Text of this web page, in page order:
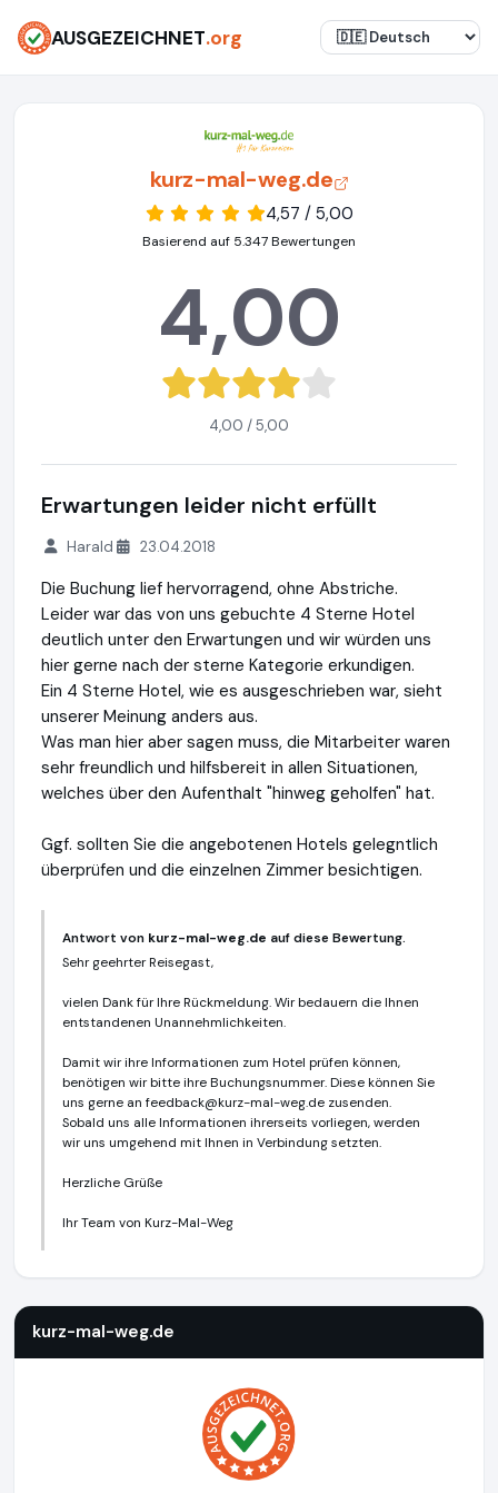
AUSGEZEICHNET.org
kurz-mal-weg.de
4,57 / 5,00
Basierend auf 5.347 Bewertungen
4,00
4,00 / 5,00
Erwartungen leider nicht erfüllt
Harald 23.04.2018
Die Buchung lief hervorragend, ohne Abstriche.
Leider war das von uns gebuchte 4 Sterne Hotel
deutlich unter den Erwartungen und wir würden uns
hier gerne nach der sterne Kategorie erkundigen.
Ein 4 Sterne Hotel, wie es ausgeschrieben war, sieht
unserer Meinung anders aus.
Was man hier aber sagen muss, die Mitarbeiter waren
sehr freundlich und hilfsbereit in allen Situationen,
welches über den Aufenthalt "hinweg geholfen" hat.
Ggf. sollten Sie die angebotenen Hotels gelegntlich
überprüfen und die einzelnen Zimmer besichtigen.
Antwort von kurz-mal-weg.de auf diese Bewertung.
Sehr geehrter Reisegast,
vielen Dank für Ihre Rückmeldung. Wir bedauern die Ihnen
entstandenen Unannehmlichkeiten.
Damit wir ihre Informationen zum Hotel prüfen können,
benötigen wir bitte ihre Buchungsnummer. Diese können Sie
uns gerne an feedback@kurz-mal-weg.de zusenden.
Sobald uns alle Informationen ihrerseits vorliegen, werden
wir uns umgehend mit Ihnen in Verbindung setzten.
Herzliche Grüße
Ihr Team von Kurz-Mal-Weg
kurz-mal-weg.de